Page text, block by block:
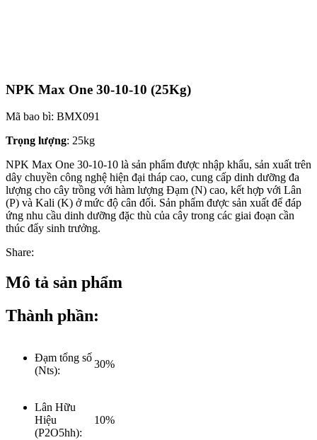
NPK Max One 30-10-10 (25Kg)
Mã bao bì: BMX091
Trọng lượng: 25kg
NPK Max One 30-10-10 là sản phẩm được nhập khẩu, sản xuất trên
dây chuyền công nghệ hiện đại tháp cao, cung cấp dinh dưỡng đa
lượng cho cây trồng với hàm lượng Đạm (N) cao, kết hợp với Lân
(P) và Kali (K) ở mức độ cân đối. Sản phẩm được sản xuất để đáp
ứng nhu cầu dinh dưỡng đặc thù của cây trong các giai đoạn cần
thúc đẩy sinh trưởng.
Share:
Mô tả sản phẩm
Thành phần:
Đạm tổng số
(Nts):
30%
Lân Hữu
Hiệu
(P2O5hh):
10%